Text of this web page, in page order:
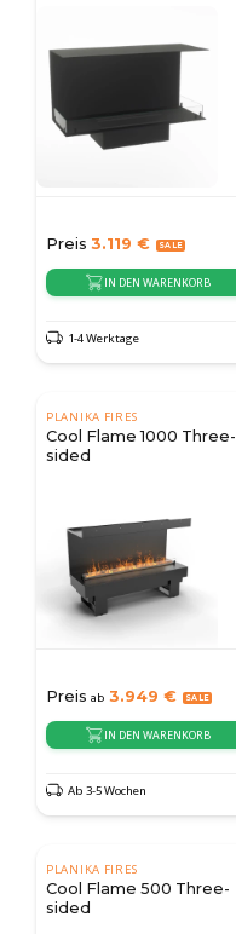
Preis 3.119 €
IN DEN WARENKORB
1-4 Werktage
PLANIKA FIRES
Cool Flame 1000 Three-
sided
Preis ab 3.949 €
IN DEN WARENKORB
Ab 3-5 Wochen
PLANIKA FIRES
Cool Flame 500 Three-
sided